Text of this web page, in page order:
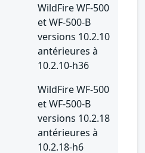
WildFire WF-500
et WF-500-B
versions 10.2.10
antérieures à
10.2.10-h36
WildFire WF-500
et WF-500-B
versions 10.2.18
antérieures à
10.2.18-h6